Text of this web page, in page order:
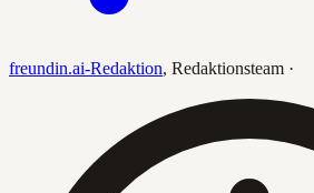
freundin.ai-Redaktion, Redaktionsteam ·